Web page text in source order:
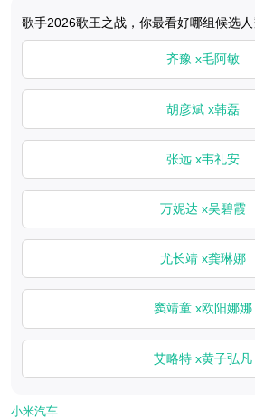
歌手2026歌王之战，你最看好哪组候选人
齐豫 x毛阿敏
胡彦斌 x韩磊
张远 x韦礼安
万妮达 x吴碧霞
尤长靖 x龚琳娜
窦靖童 x欧阳娜娜
艾略特 x黄子弘凡
小米汽车